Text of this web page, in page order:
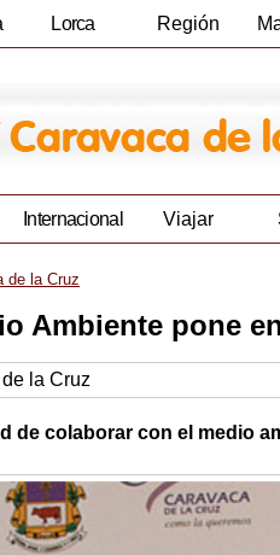
Lorca Región
Internacional Viajar
de la Cruz
Ambiente pone
la Cruz
de colaborar con el medio